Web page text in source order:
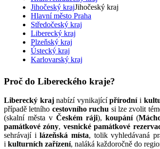
Jihočeský krajJihočeský kraj
Hlavní město Praha
Středočeský kraj
Liberecký kraj
Plzeňský kraj
Ústecký kraj
Karlovarský kraj
Proč do Libereckého kraje?
Liberecký krajnabízí vynikajícípřírodníi
případě letního cestovního ruchu si lze zvolit
(skalní města v Českém ráji), koupání(
památkové zóny, vesnické památkové
sehrávají ilázeňská místa, tolik vyhledávaná
i kulturních zařízení, naláká každoročně do